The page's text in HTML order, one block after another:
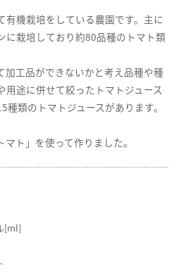
有機栽培をしている農園です。主に
に栽培しており約80品種のトマト類
加工品ができないかと考え品種や種
用途に併せて絞ったトマトジュース
類のトマトジュースがあります。
ト」を使って作りました。
[ml]